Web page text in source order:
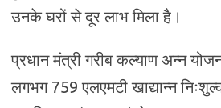
उनके घरों से दूर लाभ मिला है।
प्रधान मंत्री गरीब कल्याण अन्न
लगभग 759 एलएमटी खाद्यान्न